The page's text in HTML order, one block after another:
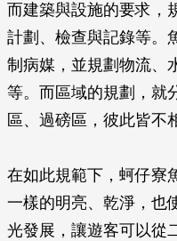
而建築與設施的要求，
計劃、檢查與記錄等。
制病媒，並規劃物流、
等。而區域的規劃，就
區、過磅區，彼此皆不
在如此規範下，蚵仔寮
一樣的明亮、乾淨，也
光發展，讓遊客可以從